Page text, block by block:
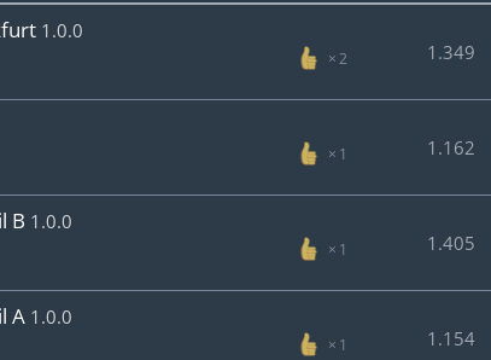
1.0.0
2 1.349
1 1.162
B 1.0.0
1 1.405
A 1.0.0
1 1.154